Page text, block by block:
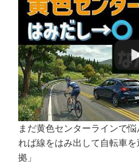
まだ黄色センターラインで
れば線をはみ出して自転車
拠」